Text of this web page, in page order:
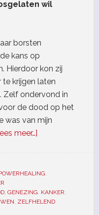
wil
borsten
kans op
Hierdoor kon zij
krijgen laten
Zelf ondervond in
de dood op het
was van mijn
meer…]
,
, GENEZING, KANKER,
, ZELFHELEND